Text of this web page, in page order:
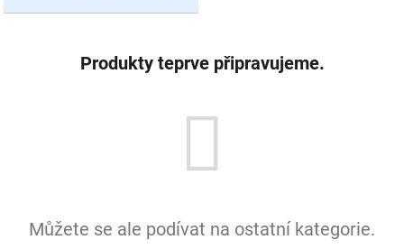
Produkty teprve připravujeme.
Můžete se ale podívat na ostatní kategorie.